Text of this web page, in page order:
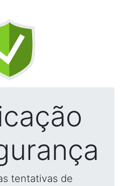
tentativas de